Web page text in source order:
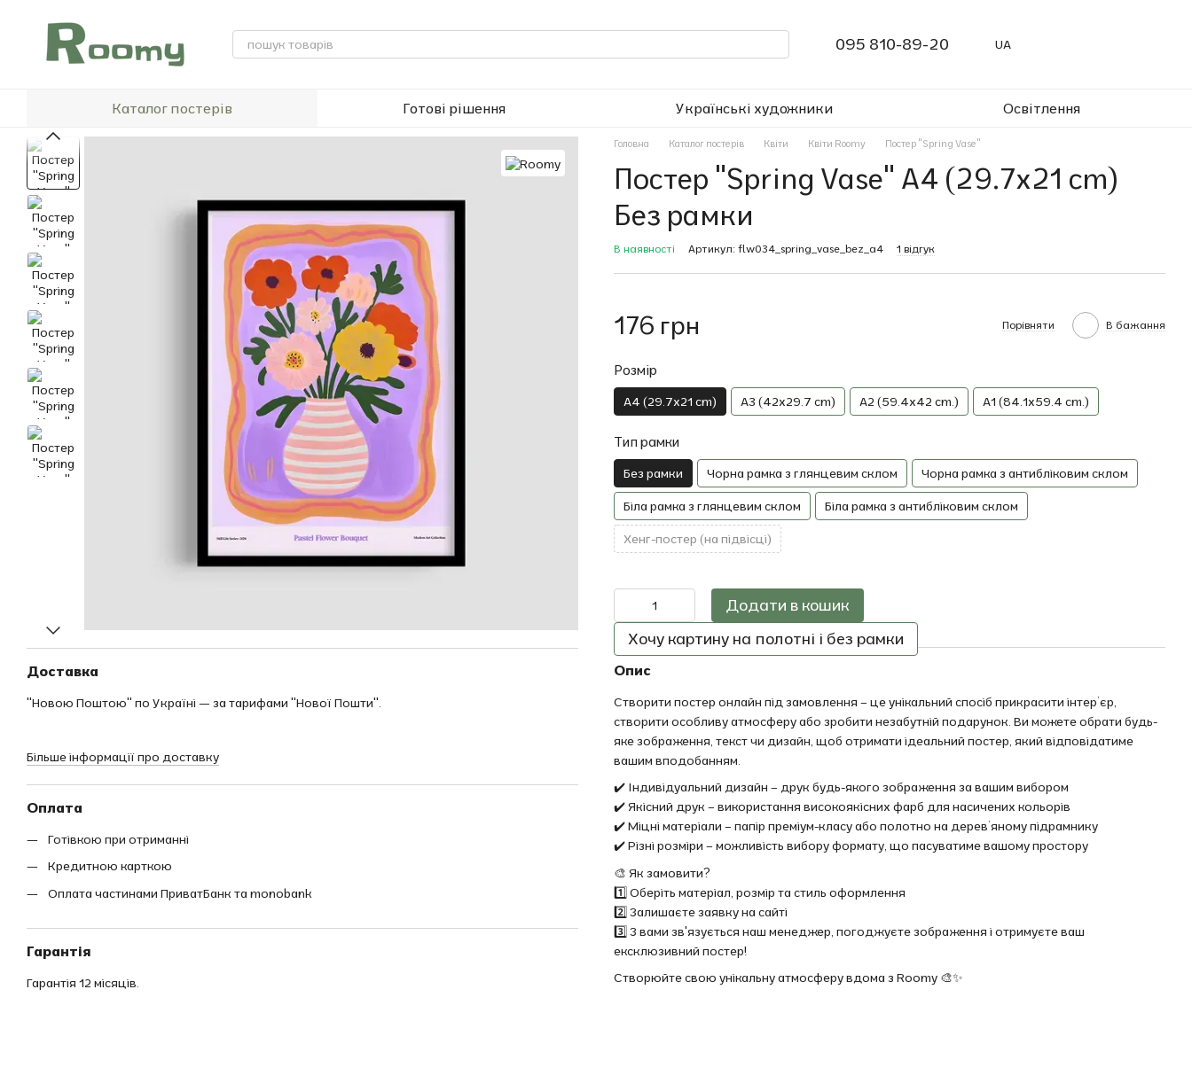
095 810-89-20 UA
Каталог постерів Готові рішення Українські художники Освітлення
Доставка
"Новою Поштою" по Україні — за тарифами "Нової Пошти".
Більше інформації про доставку
Оплата
Готівкою при отриманні
Кредитною карткою
Оплата частинами ПриватБанк та monobank
Гарантія
Гарантія 12 місяців.
Головна Каталог постерів Квіти Квіти Roomy Постер "Spring Vase"
Постер "Spring Vase" A4 (29.7x21 cm)
Без рамки
В наявності Артикул: flw034_spring_vase_bez_a4 1 відгук
176 грн Порівняти В бажання
Розмір
A4 (29.7x21 cm) A3 (42x29.7 cm) A2 (59.4x42 cm.) A1 (84.1x59.4 cm.)
Тип рамки
Без рамки Чорна рамка з глянцевим склом Чорна рамка з антибліковим склом
Біла рамка з глянцевим склом Біла рамка з антибліковим склом
Хенг-постер (на підвісці)
Додати в кошик
Хочу картину на полотні і без рамки
Опис
Створити постер онлайн під замовлення – це унікальний спосіб прикрасити інтер’єр,
створити особливу атмосферу або зробити незабутній подарунок. Ви можете обрати будь-
яке зображення, текст чи дизайн, щоб отримати ідеальний постер, який відповідатиме
вашим вподобанням.
✔️ Індивідуальний дизайн – друк будь-якого зображення за вашим вибором
✔️ Якісний друк – використання високоякісних фарб для насичених кольорів
✔️ Міцні матеріали – папір преміум-класу або полотно на дерев’яному підрамнику
✔️ Різні розміри – можливість вибору формату, що пасуватиме вашому простору
🎨 Як замовити?
1️⃣ Оберіть матеріал, розмір та стиль оформлення
2️⃣ Залишаєте заявку на сайті
3️⃣ З вами зв'язується наш менеджер, погоджуєте зображення і отримуєте ваш
ексклюзивний постер!
Створюйте свою унікальну атмосферу вдома з Roomy 🎨✨